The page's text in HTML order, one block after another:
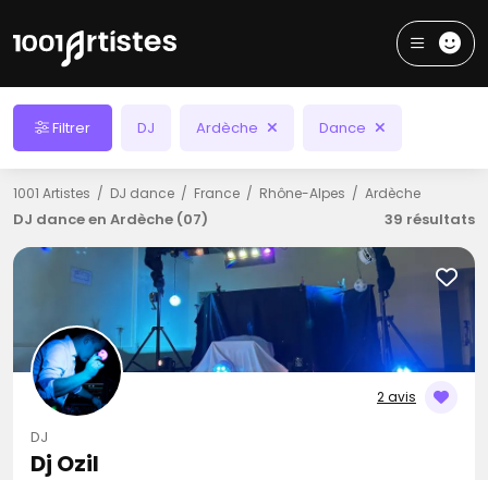
Filtrer DJ Ardèche Dance
1001 Artistes DJ dance France Rhône-Alpes Ardèche
DJ dance en Ardèche (07) 39 résultats
2 avis
DJ
Dj Ozil